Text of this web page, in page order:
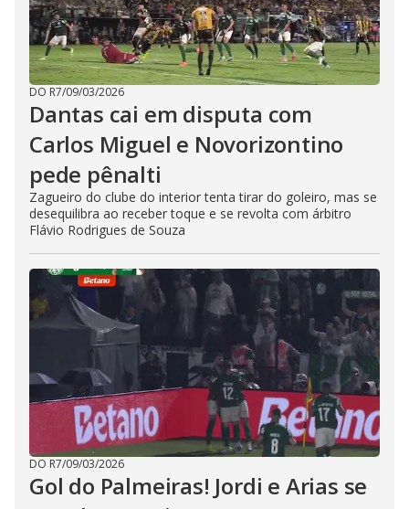
DO R7/09/03/2026
Dantas cai em disputa com
Carlos Miguel e Novorizontino
pede pênalti
Zagueiro do clube do interior tenta tirar do goleiro, mas se
desequilibra ao receber toque e se revolta com árbitro
Flávio Rodrigues de Souza
DO R7/09/03/2026
Gol do Palmeiras! Jordi e Arias se